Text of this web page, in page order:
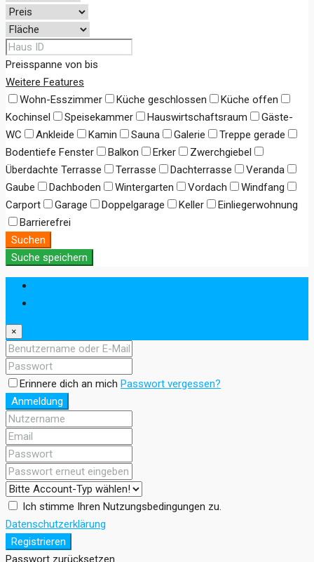
Preisspanne von bis
Weitere Features
Wohn-Esszimmer
Küche geschlossen
Küche offen
Kochinsel
Speisekammer Hauswirtschaftsraum
Gäste-
WC
Ankleide Kamin Sauna Galerie
Treppe gerade
Bodentiefe Fenster
Balkon Erker
Zwerchgiebel
Überdachte Terrasse
Terrasse Dachterrasse
Veranda
Gaube
Dachboden Wintergarten Vordach
Windfang
Carport
Garage Doppelgarage Keller
Einliegerwohnung
Barrierefrei
Suchen
Suche speichern
×
Erinnere dich an mich Passwort vergessen?
Anmeldung
Ich stimme Ihren Nutzungsbedingungen zu.
Datenschutzerklärung
Registrieren